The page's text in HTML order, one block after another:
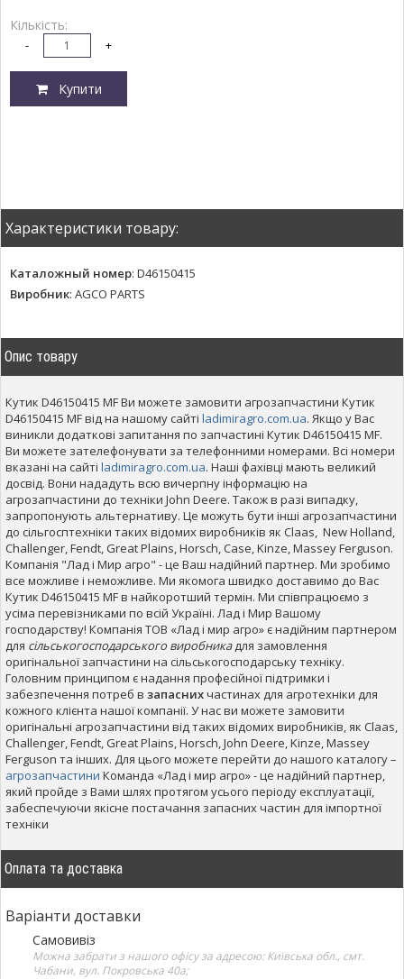
Кількість:
- +
Купити
Характеристики товару:
Каталожный номер: D46150415
Виробник: AGCO PARTS
Опис товару
Кутик D46150415 MF Ви можете замовити агрозапчастини Кутик
D46150415 MF від на нашому сайті ladimiragro.com.ua. Якщо у Вас
виникли додаткові запитання по запчастині Кутик D46150415 MF.
Ви можете зателефонувати за телефонними номерами. Всі номери
вказані на сайті ladimiragro.com.ua. Наші фахівці мають великий
досвід. Вони нададуть всю вичерпну інформацію на
агрозапчастини до техніки John Deere. Також в разі випадку,
запропонують альтернативу. Це можуть бути інші агрозапчастини
до сільгосптехніки таких відомих виробників як Claas, New Holland,
Challenger, Fendt, Great Plains, Horsch, Case, Kinze, Massey Ferguson.
Компанія "Лад і Мир агро" - це Ваш надійний партнер. Ми зробимо
все можливе і неможливе. Ми якомога швидко доставимо до Вас
Кутик D46150415 MF в найкоротший термін. Ми співпрацюємо з
усіма перевізниками по всій Україні. Лад і Мир Вашому
господарству! Компанія ТОВ «Лад і мир агро» є надійним партнером
для сільськогосподарського виробникадля замовлення
оригінальної запчастини на сільськогосподарську техніку.
Головним принципом є надання професійної підтримки і
забезпечення потреб в запаснихчастинах для агротехніки для
кожного клієнта нашої компанії. У нас ви можете замовити
оригінальні агрозапчастини від таких відомих виробників, як Claas,
Challenger, Fendt, Great Plains, Horsch, John Deere, Kinze, Massey
Ferguson та інших. Для цього можете перейти до нашого каталогу –
агрозапчастини Команда «Лад і мир агро» - це надійний партнер,
який пройде з Вами шлях протягом усього періоду експлуатації,
забеспечуючи якісне постачання запасних частин для імпортної
техніки
Оплата та доставка
Варіанти доставки
Самовивіз
Можна забрати з нашого офісу за адресою: Київська обл., смт.
Чабани, вул. Покровська 40а;